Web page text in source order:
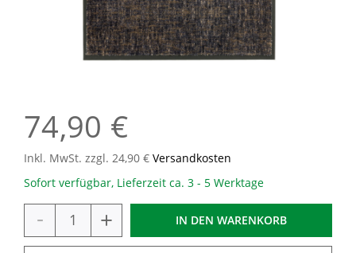
74,90 €
Inkl. MwSt. zzgl. 24,90 € Versandkosten
Sofort verfügbar, Lieferzeit ca. 3 - 5 Werktage
- + IN DEN WARENKORB